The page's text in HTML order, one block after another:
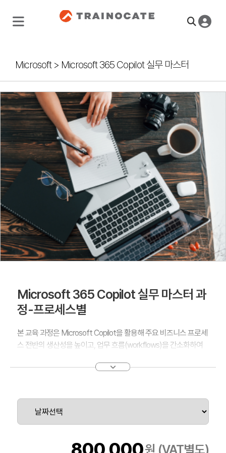
Microsoft> Microsoft 365 Copilot 실무 마스터
Microsoft 365 Copilot 실무 마스터 과
정-프로세스별
본 교육 과정은 Microsoft Copilot을 활용해 주요 비즈니스 프로세
스 전반의 생산성을 높이고, 업무 흐름(workflows)을 간소화하여
었습니다.
와 정확성을 향상시키는 실질적인 활용 전략을 익히게 됩니다.
원 (VAT별도)